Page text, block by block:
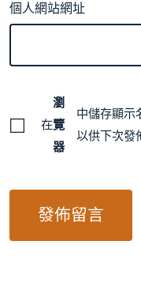
個人網站網址
在
瀏
覽
器
中儲存顯示
以供下次發